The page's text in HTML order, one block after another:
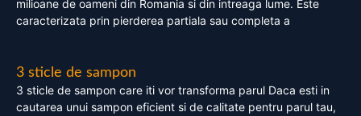
milioane de oameni din Romania si din intreaga lume. Este
caracterizata prin pierderea partiala sau completa a
3 sticle de sampon
3 sticle de sampon care iti vor transforma parul Daca esti in
cautarea unui sampon eficient si de calitate pentru parul tau,